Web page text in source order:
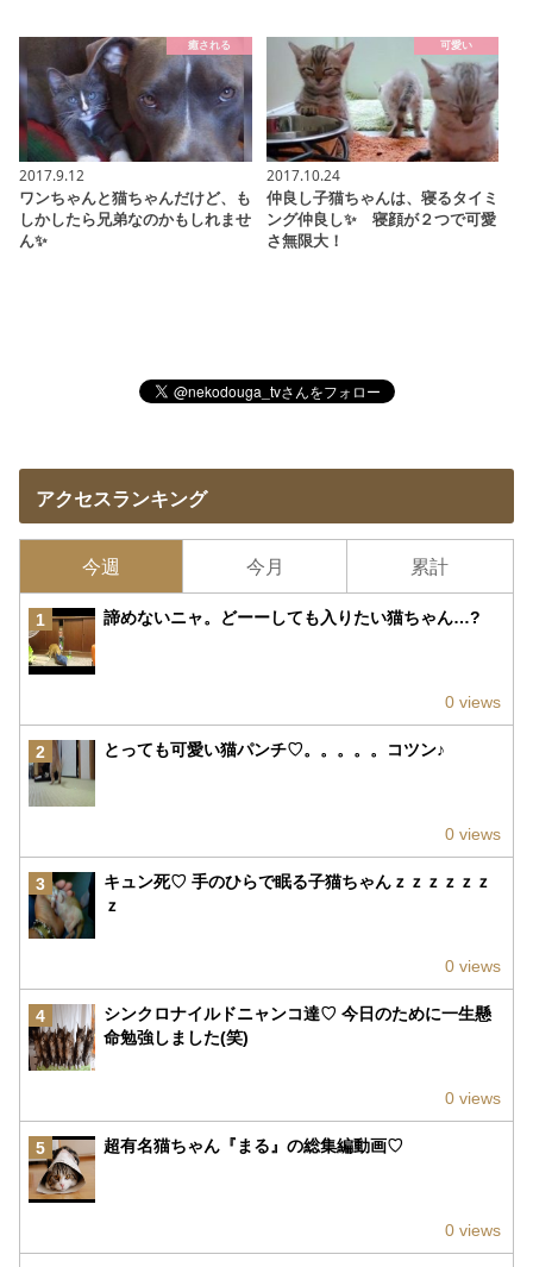
癒される
2017.9.12
ワンちゃんと猫ちゃんだけど、も
しかしたら兄弟なのかもしれませ
ん✨
可愛い
2017.10.24
仲良し子猫ちゃんは、寝るタイミ
ング仲良し✨ 寝顔が２つで可愛
さ無限大！
アクセスランキング
今週 今月 累計
1 諦めないニャ。どーーしても入りたい猫ちゃん…?
0 views
2 とっても可愛い猫パンチ♡。。。。。コツン♪
0 views
3
キュン死♡ 手のひらで眠る子猫ちゃんｚｚｚｚｚｚ
ｚ
0 views
4
シンクロナイルドニャンコ達♡ 今日のために一生懸
命勉強しました(笑)
0 views
5 超有名猫ちゃん『まる』の総集編動画♡
0 views